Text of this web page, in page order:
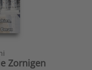
Zornigen